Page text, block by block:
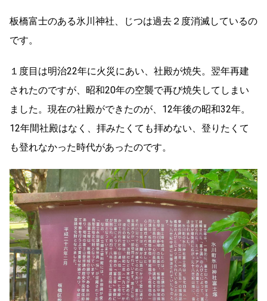
板橋富士のある氷川神社、じつは過去２度消滅しているの
です。
１度目は明治22年に火災にあい、社殿が焼失。翌年再建
されたのですが、昭和20年の空襲で再び焼失してしまい
ました。現在の社殿ができたのが、12年後の昭和32年。
12年間社殿はなく、拝みたくても拝めない、登りたくて
も登れなかった時代があったのです。